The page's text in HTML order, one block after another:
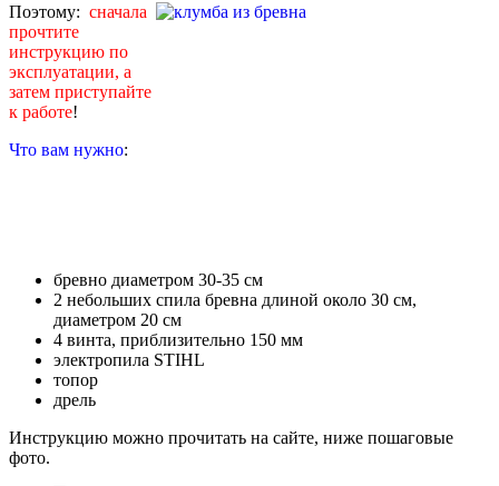
Поэтому: сначала
прочтите
инструкцию по
эксплуатации, а
затем приступайте
к работе!
Что вам нужно:
бревно диаметром 30-35 см
2 небольших спила бревна длиной около 30 см,
диаметром 20 см
4 винта, приблизительно 150 мм
электропила STIHL
топор
дрель
Инструкцию можно прочитать на сайте, ниже пошаговые
фото.